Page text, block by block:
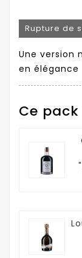
Rupture de
Une version
en élégance
Ce